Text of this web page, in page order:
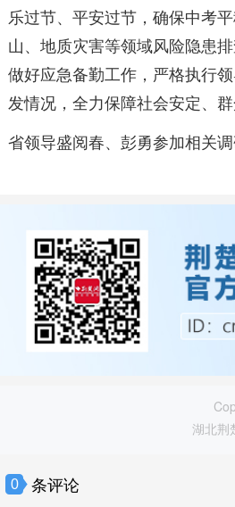
乐过节、平安过节，确保中考
山、地质灾害等领域风险隐患
做好应急备勤工作，严格执行
发情况，全力保障社会安定、群
省领导盛阅春、彭勇参加相关调
湖北荆
0 条评论